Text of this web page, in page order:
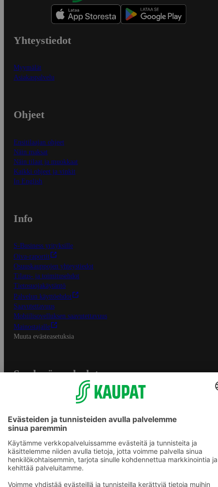
Yhteystiedot
Myymälät
Asiakaspalvelu
Ohjeet
Ensitilaajan ohjeet
Näin maksat
Näin tilaat ja muokkaat
Kaikki ohjeet ja vinkit
In English
Info
S-Business yrityksille
Oiva-raportit
Osuuskauppojen yhteystiedot
Tilaus- ja toimitusehdot
Tietosuojakäytäntö
Palvelun käyttöehdot
Saavutettavuus
Mobiilisovelluksen saavutettavuus
Mainostajalle
Muuta evästeasetuksia
S-ryhmän palvelut
Yhteishyvä Ruoka -sovellus
S-ostoslista -sovellus
Prisma.fi
Sokos.fi
S-Pankki